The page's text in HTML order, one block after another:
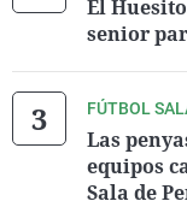
El
senior
FÚTBOL
Las
equipos
Sala de